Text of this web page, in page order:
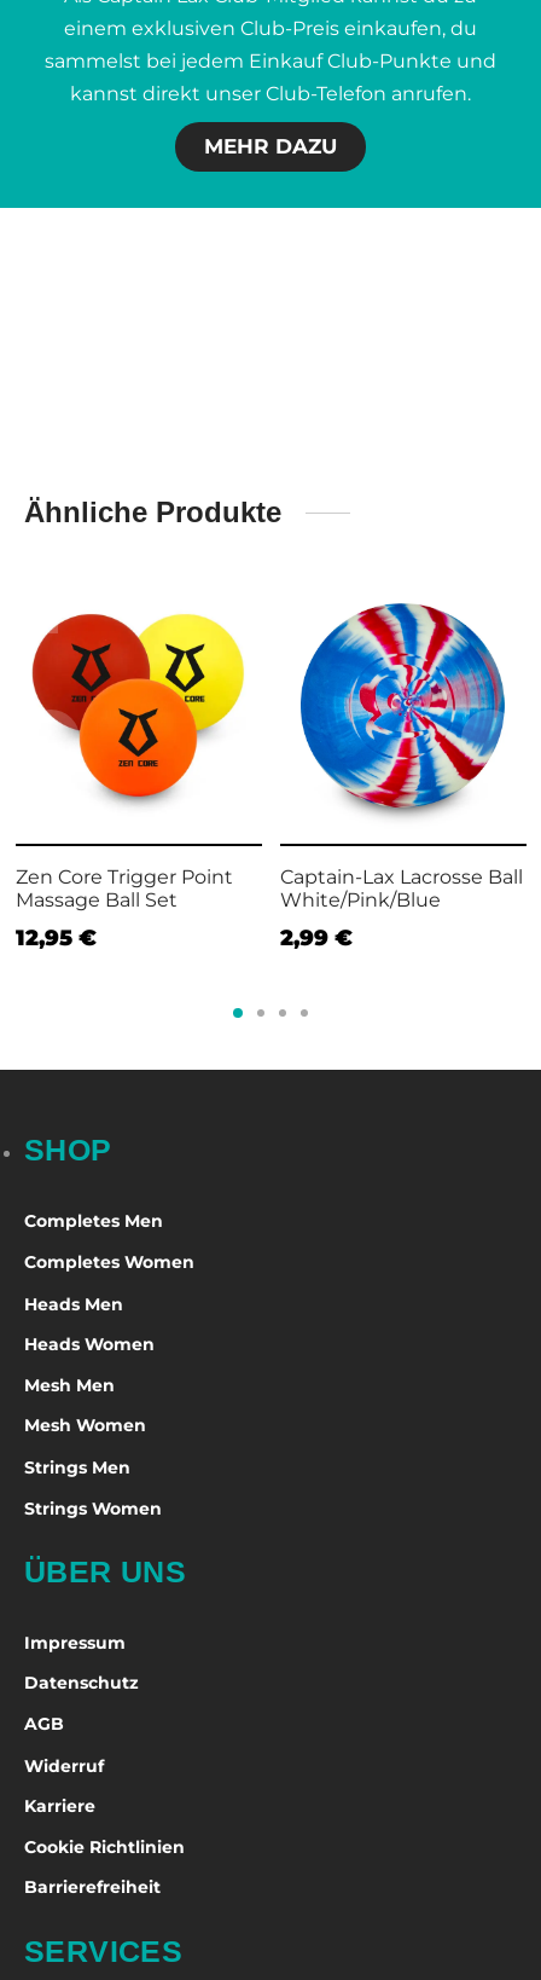
einem exklusiven Club-Preis einkaufen, du
sammelst bei jedem Einkauf Club-Punkte und
kannst direkt unser Club-Telefon anrufen.
MEHR DAZU
Ähnliche Produkte
Zen Core Trigger Point
Massage Ball Set
12,95 €
Captain-Lax Lacrosse Ball
White/Pink/Blue
2,99 €
SHOP
Completes Men
Completes Women
Heads Men
Heads Women
Mesh Men
Mesh Women
Strings Men
Strings Women
ÜBER UNS
Impressum
Datenschutz
AGB
Widerruf
Karriere
Cookie Richtlinien
Barrierefreiheit
SERVICES